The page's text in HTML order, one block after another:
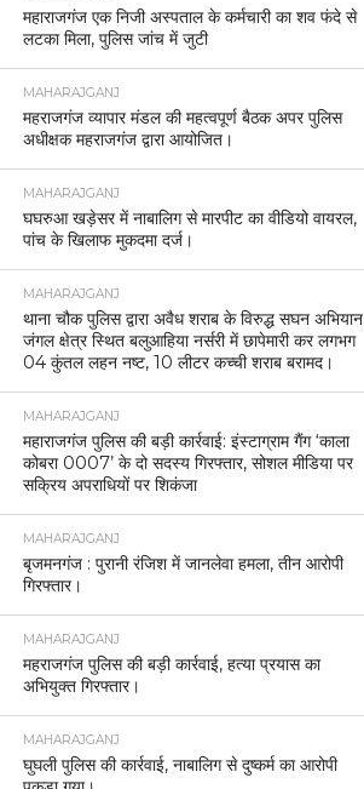
महाराजगंज एक निजी अस्पताल के कर्मचारी का शव फंदे से
लटका मिला, पुलिस जांच में जुटी
MAHARAJGANJ
महराजगंज व्यापार मंडल की महत्वपूर्ण बैठक अपर पुलिस
अधीक्षक महराजगंज द्वारा आयोजित।
MAHARAJGANJ
घघरुआ खड़ेसर में नाबालिग से मारपीट का वीडियो वायरल,
पांच के खिलाफ मुकदमा दर्ज।
MAHARAJGANJ
थाना चौक पुलिस द्वारा अवैध शराब के विरुद्ध सघन अभियान
जंगल क्षेत्र स्थित बलुआहिया नर्सरी में छापेमारी कर लगभग
04 कुंतल लहन नष्ट, 10 लीटर कच्ची शराब बरामद।
MAHARAJGANJ
महाराजगंज पुलिस की बड़ी कार्रवाई: इंस्टाग्राम गैंग ‘काला
कोबरा 0007’ के दो सदस्य गिरफ्तार, सोशल मीडिया पर
सक्रिय अपराधियों पर शिकंजा
MAHARAJGANJ
बृजमनगंज : पुरानी रंजिश में जानलेवा हमला, तीन आरोपी
गिरफ्तार।
MAHARAJGANJ
महराजगंज पुलिस की बड़ी कार्रवाई, हत्या प्रयास का
अभियुक्त गिरफ्तार।
MAHARAJGANJ
घुघली पुलिस की कार्रवाई, नाबालिग से दुष्कर्म का आरोपी